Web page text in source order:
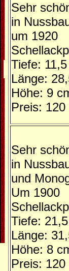
Sehr
in
um 1920
Tiefe:
Länge:
Höhe: 9
Preis: 120
Sehr
in
und
Um 1900
Tiefe:
Länge:
Höhe: 8
Preis: 120